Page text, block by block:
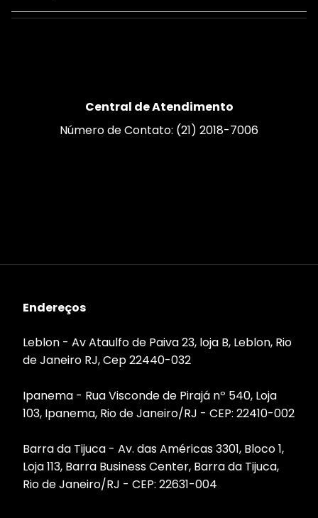
Central de Atendimento
Número de Contato: (21) 2018-7006
Endereços
Leblon - Av Ataulfo de Paiva 23, loja B, Leblon, Rio
de Janeiro RJ, Cep 22440-032
Ipanema - Rua Visconde de Pirajá nº 540, Loja
103, Ipanema, Rio de Janeiro/RJ - CEP: 22410-002
Barra da Tijuca - Av. das Américas 3301, Bloco 1,
Loja 113, Barra Business Center, Barra da Tijuca,
Rio de Janeiro/RJ - CEP: 22631-004